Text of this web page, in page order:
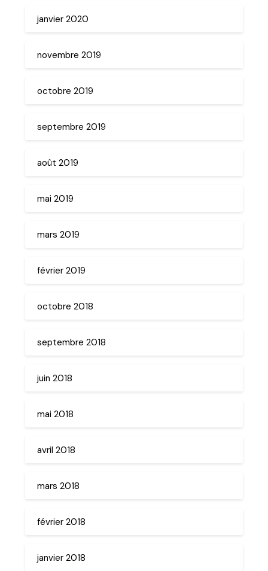
janvier 2020
novembre 2019
octobre 2019
septembre 2019
août 2019
mai 2019
mars 2019
février 2019
octobre 2018
septembre 2018
juin 2018
mai 2018
avril 2018
mars 2018
février 2018
janvier 2018